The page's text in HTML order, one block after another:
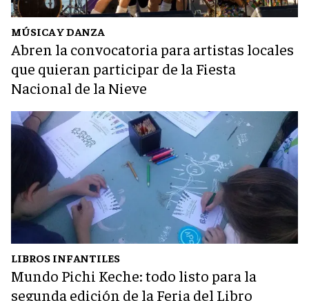
MÚSICA Y DANZA
Abren la convocatoria para artistas locales
que quieran participar de la Fiesta
Nacional de la Nieve
LIBROS INFANTILES
Mundo Pichi Keche: todo listo para la
segunda edición de la Feria del Libro